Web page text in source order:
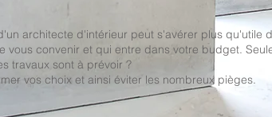
architecte d'intérieur peut s'avérer plus qu'utile
vous convenir et qui entre dans votre budget.
travaux sont à prévoir ?
vos choix et ainsi éviter les nombreux pièges.